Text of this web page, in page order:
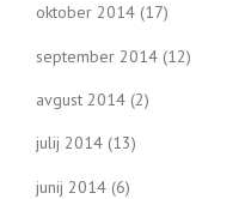
oktober 2014 (17)
september 2014 (12)
avgust 2014 (2)
julij 2014 (13)
junij 2014 (6)